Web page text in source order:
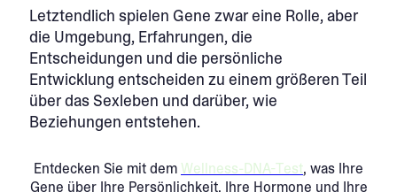
Letztendlich spielen Gene zwar eine Rolle, aber
die Umgebung, Erfahrungen, die
Entscheidungen und die persönliche
Entwicklung entscheiden zu einem größeren Teil
über das Sexleben und darüber, wie
Beziehungen entstehen.
Entdecken Sie mit dem Wellness-DNA-Test, was Ihre
Gene über Ihre Persönlichkeit, Ihre Hormone und Ihre